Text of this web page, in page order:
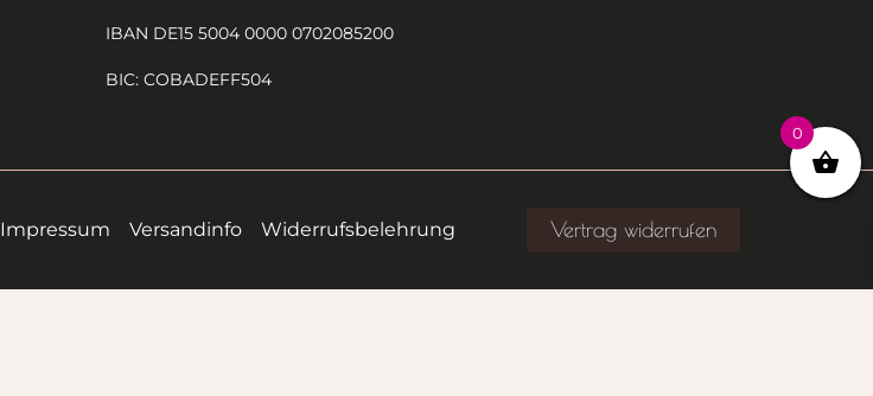
IBAN DE15 5004 0000 0702085200
BIC: COBADEFF504
Impressum Versandinfo Widerrufsbelehrung Vertrag widerrufen
0